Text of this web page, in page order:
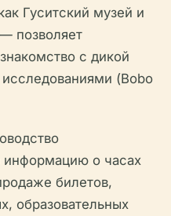
Гуситский музей и
позволяет
с дикой
(Bobo
информацию о часах
билетов,
образовательных